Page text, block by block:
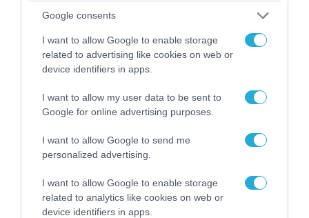
Google consents
I want to allow Google to enable storage
related to advertising like cookies on web or
device identifiers in apps.
I want to allow my user data to be sent to
Google for online advertising purposes.
I want to allow Google to send me
personalized advertising.
I want to allow Google to enable storage
related to analytics like cookies on web or
device identifiers in apps.
08.08.2026 | 09:02
«Η απόλυτη τραγωδία»: Η «αιχμηρή» ανάρτηση
του Αρκά για τα τατουάζ (φωτο)